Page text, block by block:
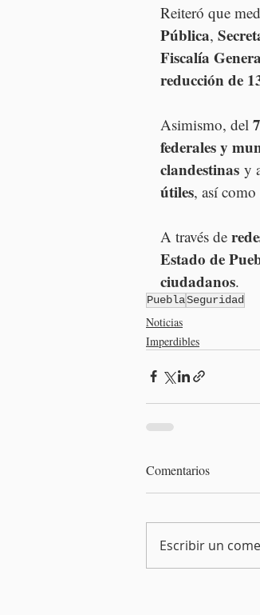
Reiteró que
Pública,
Fiscalía
reducción de
Asimismo, del
federales y
clandestinas y
útiles, así como
A través de
Estado de
ciudadanos.
PueblaSeguridad
Noticias
Imperdibles
Comentarios
Escribir un